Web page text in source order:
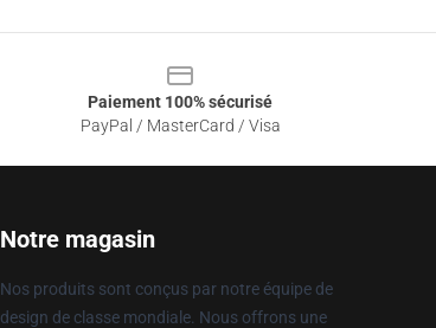
Paiement 100% sécurisé
PayPal / MasterCard / Visa
Notre magasin
Nos produits sont conçus par notre équipe de
design de classe mondiale. Nous offrons une